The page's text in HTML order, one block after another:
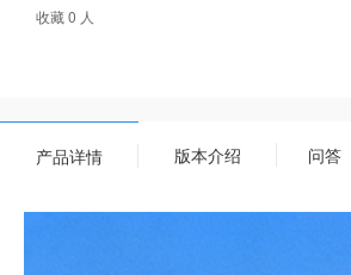
收藏 0 人
产品详情 版本介绍 问答